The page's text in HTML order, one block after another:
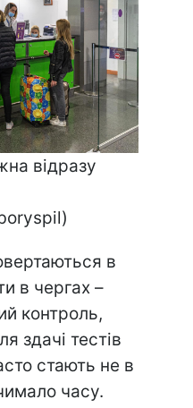
відразу
в
в чергах –
контроль,
здачі тестів
стають не в
часу.